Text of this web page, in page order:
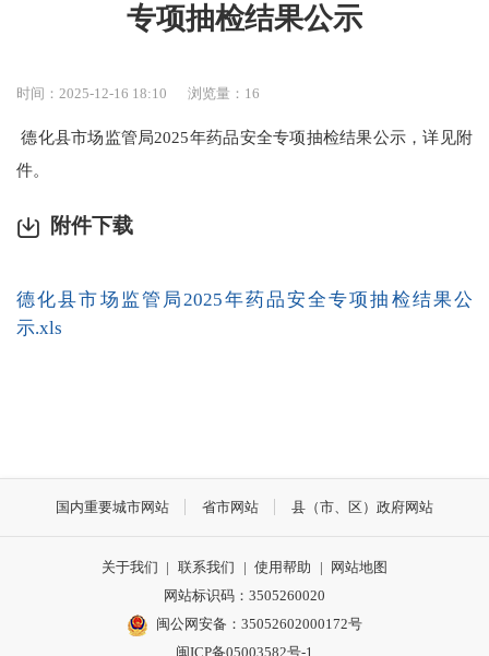
专项抽检结果公示
时间：2025-12-16 18:10 浏览量： 16
德化县市场监管局2025年药品安全专项抽检结果公示，详见附
件。
附件下载
德化县市场监管局2025年药品安全专项抽检结果公
示.xls
国内重要城市网站 省市网站 县（市、区）政府网站
关于我们 | 联系我们 | 使用帮助 |
网站地图
网站标识码：3505260020
闽公网安备：35052602000172号
闽ICP备05003582号-1